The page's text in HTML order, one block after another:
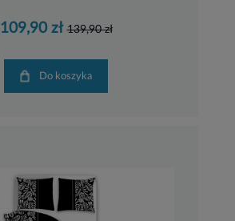
109,90 zł 139,90 zł
Do koszyka